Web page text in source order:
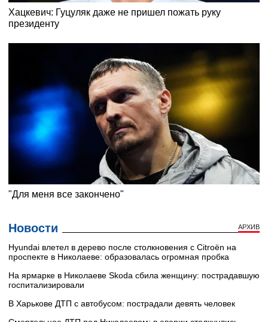
Новости АРХИВ
Hyundai влетел в дерево после столкновения с Citroën на
проспекте в Николаеве: образовалась огромная пробка
На ярмарке в Николаеве Skoda сбила женщину: пострадавшую
госпитализировали
В Харькове ДТП с автобусом: пострадали девять человек